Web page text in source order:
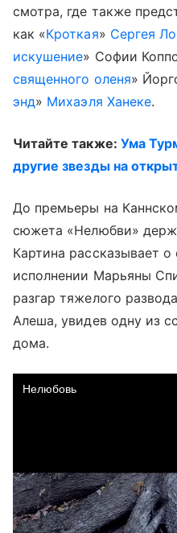
смотра, где также
как «Кроткая» Сергея
искушение» Софии
священного оленя»
энд» Михаэля Ханеке.
Читайте также: Ума
другие звезды на
До премьеры на
сюжета «Нелюбви»
Картина рассказывает
исполнении Марьяны
разгар тяжелого
Алеша, увидев одну из
дома.